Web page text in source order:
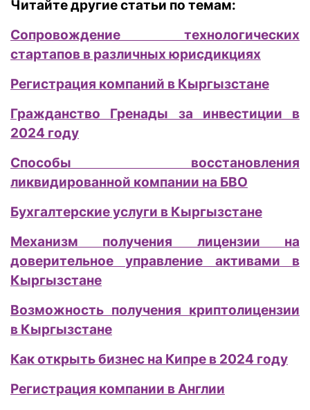
Читайте другие статьи по темам:
Сопровождение технологических
стартапов в различных юрисдикциях
Регистрация компаний в Кыргызстане
Гражданство Гренады за инвестиции в
2024 году
Способы восстановления
ликвидированной компании на БВО
Бухгалтерские услуги в Кыргызстане
Механизм получения лицензии на
доверительное управление активами в
Кыргызстане
Возможность получения криптолицензии
в Кыргызстане
Как открыть бизнес на Кипре в 2024 году
Регистрация компании в Англии